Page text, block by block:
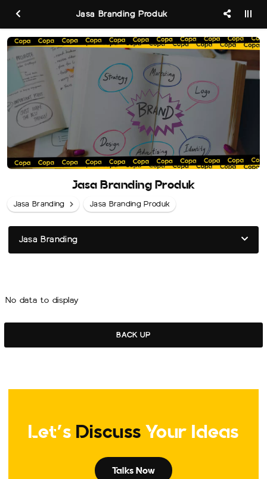
Jasa Branding Produk
Jasa Branding Produk
Jasa Branding Jasa Branding Produk
Jasa Branding
No data to display
BACK UP
Let's Discuss Your Ideas
Talks Now